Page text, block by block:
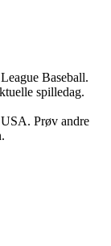
Baseball.
spilledag.
Prøv andre